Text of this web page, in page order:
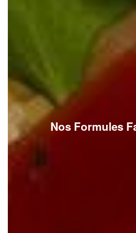
Nos Formules